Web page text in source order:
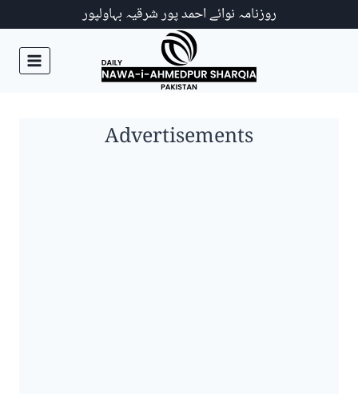
روزنامہ نوائے احمد پور شرقیہ بہاولپور
Advertisements